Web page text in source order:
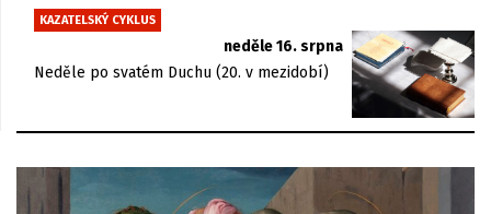
KAZATELSKÝ CYKLUS
neděle 16. srpna
Neděle po svatém Duchu (20. v mezidobí)